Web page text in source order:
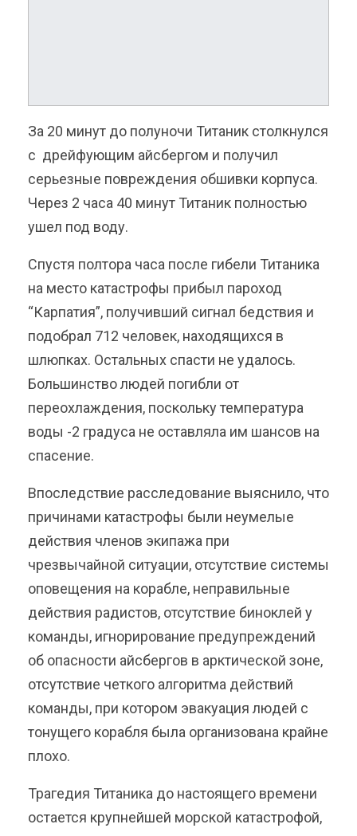
За 20 минут до полуночи Титаник столкнулся
с дрейфующим айсбергом и получил
серьезные повреждения обшивки корпуса.
Через 2 часа 40 минут Титаник полностью
ушел под воду.
Спустя полтора часа после гибели Титаника
на место катастрофы прибыл пароход
“Карпатия”, получивший сигнал бедствия и
подобрал 712 человек, находящихся в
шлюпках. Остальных спасти не удалось.
Большинство людей погибли от
переохлаждения, поскольку температура
воды -2 градуса не оставляла им шансов на
спасение.
Впоследствие расследование выяснило, что
причинами катастрофы были неумелые
действия членов экипажа при
чрезвычайной ситуации, отсутствие системы
оповещения на корабле, неправильные
действия радистов, отсутствие биноклей у
команды, игнорирование предупреждений
об опасности айсбергов в арктической зоне,
отсутствие четкого алгоритма действий
команды, при котором эвакуация людей с
тонущего корабля была организована крайне
плохо.
Трагедия Титаника до настоящего времени
остается крупнейшей морской катастрофой,